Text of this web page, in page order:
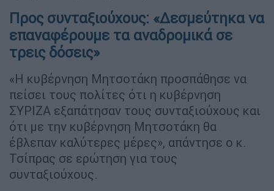
Προς συνταξιούχους: «Δεσμεύτηκα να
επαναφέρουμε τα αναδρομικά σε
τρεις δόσεις»
«Η κυβέρνηση Μητσοτάκη προσπάθησε να
πείσει τους πολίτες ότι η κυβέρνηση
ΣΥΡΙΖΑ εξαπάτησαν τους συνταξιούχους και
ότι με την κυβέρνηση Μητσοτάκη θα
έβλεπαν καλύτερες μέρες», απάντησε ο κ.
Τσίπρας σε ερώτηση για τους
συνταξιούχους.